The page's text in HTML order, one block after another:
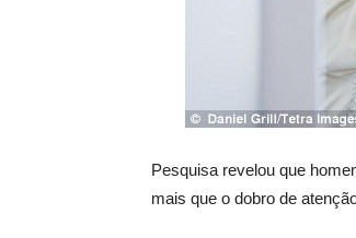
Pesquisa revelou que
mais que o dobro de